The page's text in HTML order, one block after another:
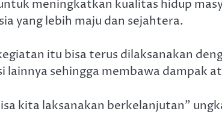
meningkatkan kualitas hidup
yang lebih maju dan sejahtera.
itu bisa terus dilaksanakan
lainnya sehingga membawa dampak
kita laksanakan berkelanjutan”